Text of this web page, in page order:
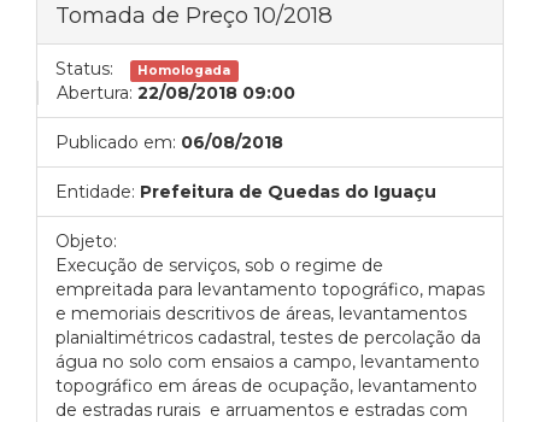
Tomada de Preço 10/2018
Status: Homologada
Abertura: 22/08/2018 09:00
Publicado em: 06/08/2018
Entidade: Prefeitura de Quedas do Iguaçu
Objeto:
Execução de serviços, sob o regime de
empreitada para levantamento topográfico, mapas
e memoriais descritivos de áreas, levantamentos
planialtimétricos cadastral, testes de percolação da
água no solo com ensaios a campo, levantamento
topográfico em áreas de ocupação, levantamento
de estradas rurais e arruamentos e estradas com